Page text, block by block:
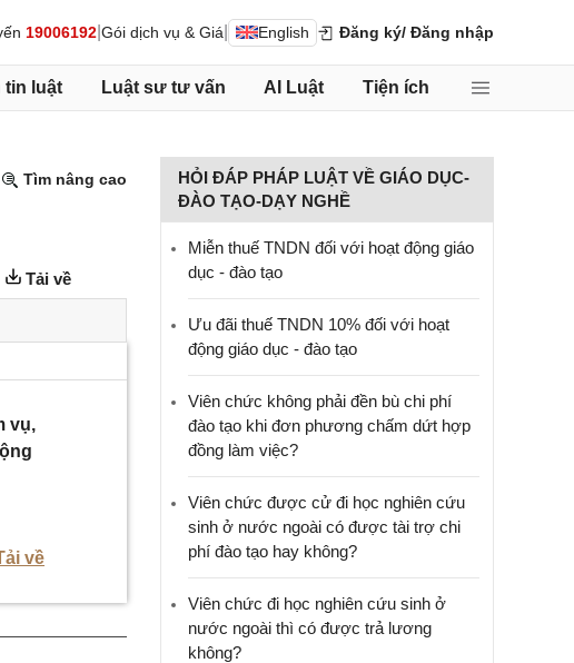
19006192 Gói dịch vụ & Giá English Đăng ký/ Đăng nhập
tin luật Luật sư tư vấn AI Luật Tiện ích
Tìm nâng cao
Tải về
vụ,
về
HỎI ĐÁP PHÁP LUẬT VỀ GIÁO DỤC-
ĐÀO TẠO-DẠY NGHỀ
Miễn thuế TNDN đối với hoạt động giáo
dục - đào tạo
Ưu đãi thuế TNDN 10% đối với hoạt
động giáo dục - đào tạo
Viên chức không phải đền bù chi phí
đào tạo khi đơn phương chấm dứt hợp
đồng làm việc?
Viên chức được cử đi học nghiên cứu
sinh ở nước ngoài có được tài trợ chi
phí đào tạo hay không?
Viên chức đi học nghiên cứu sinh ở
nước ngoài thì có được trả lương
không?